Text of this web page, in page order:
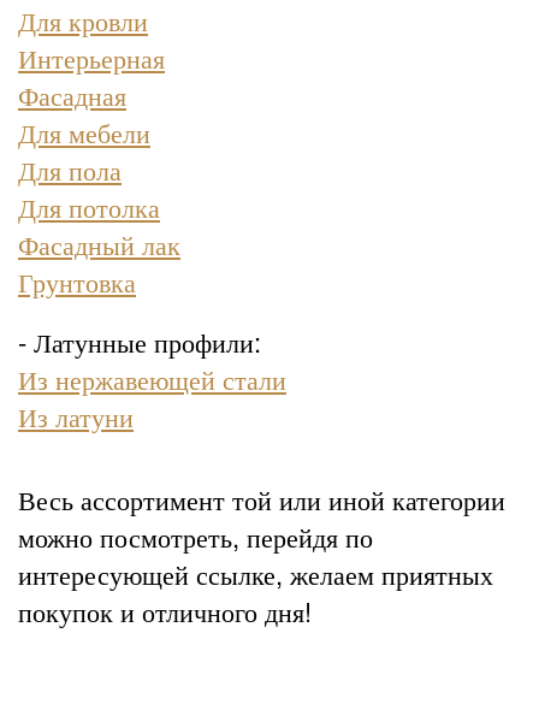
Для кровли
Интерьерная
Фасадная
Для мебели
Для пола
Для потолка
Фасадный лак
Грунтовка
- Латунные профили:
Из нержавеющей стали
Из латуни
Весь ассортимент той или иной категории
можно посмотреть, перейдя по
интересующей ссылке, желаем приятных
покупок и отличного дня!